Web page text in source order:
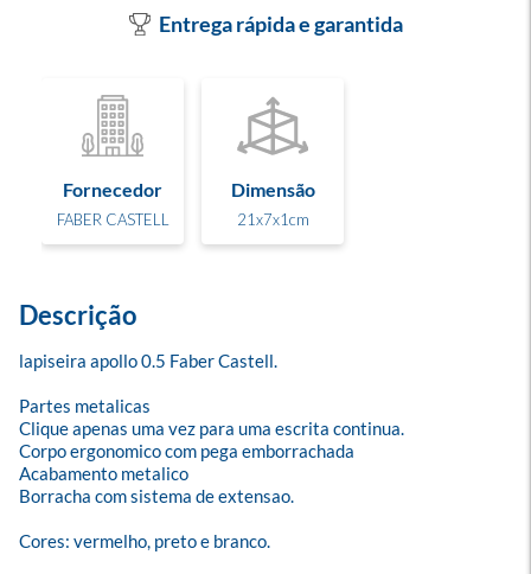
Entrega rápida e garantida
Fornecedor
FABER CASTELL
Dimensão
21x7x1cm
Descrição
lapiseira apollo 0.5 Faber Castell.
Partes metalicas
Clique apenas uma vez para uma escrita continua.
Corpo ergonomico com pega emborrachada
Acabamento metalico
Borracha com sistema de extensao.
Cores: vermelho, preto e branco.